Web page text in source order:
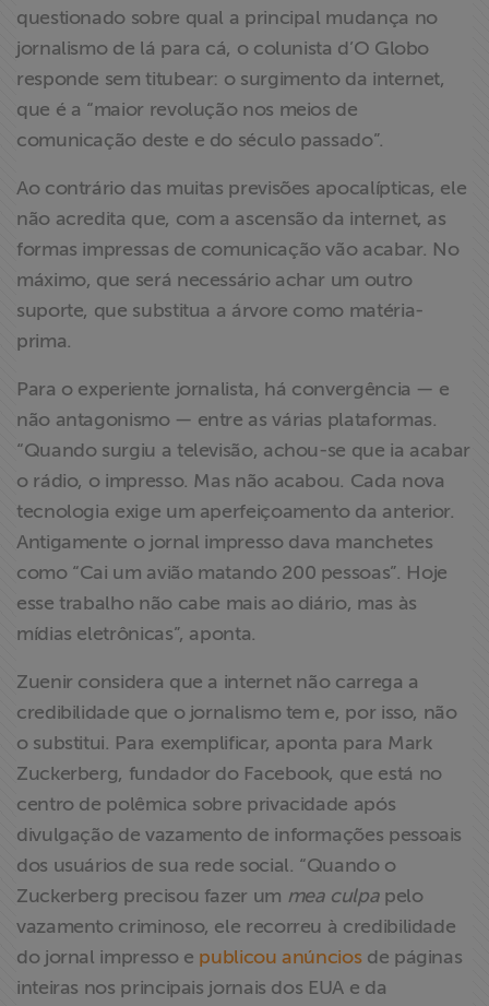
Fale Conosco
questionado sobre qual a principal mudança no
jornalismo de lá para cá, o colunista d’O Globo
responde sem titubear: o surgimento da internet,
que é a “maior revolução nos meios de
comunicação deste e do século passado”.
Ao contrário das muitas previsões apocalípticas, ele
não acredita que, com a ascensão da internet, as
formas impressas de comunicação vão acabar. No
máximo, que será necessário achar um outro
suporte, que substitua a árvore como matéria-
prima.
Para o experiente jornalista, há convergência — e
não antagonismo — entre as várias plataformas.
“Quando surgiu a televisão, achou-se que ia acabar
o rádio, o impresso. Mas não acabou. Cada nova
tecnologia exige um aperfeiçoamento da anterior.
Antigamente o jornal impresso dava manchetes
como “Cai um avião matando 200 pessoas”. Hoje
esse trabalho não cabe mais ao diário, mas às
mídias eletrônicas”, aponta.
Zuenir considera que a internet não carrega a
credibilidade que o jornalismo tem e, por isso, não
o substitui. Para exemplificar, aponta para Mark
Zuckerberg, fundador do Facebook, que está no
centro de polêmica sobre privacidade após
divulgação de vazamento de informações pessoais
dos usuários de sua rede social. “Quando o
Zuckerberg precisou fazer um mea culpapelo
vazamento criminoso, ele recorreu à credibilidade
do jornal impresso e publicou anúnciosde páginas
inteiras nos principais jornais dos EUA e da